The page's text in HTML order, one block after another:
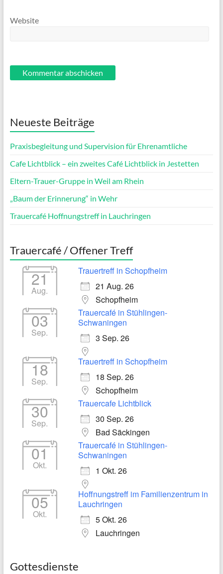
Website
Neueste Beiträge
Praxisbegleitung und Supervision für Ehrenamtliche
Cafe Lichtblick – ein zweites Café Lichtblick in Jestetten
Eltern-Trauer-Gruppe in Weil am Rhein
„Baum der Erinnerung“ in Wehr
Trauercafé Hoffnungstreff in Lauchringen
Trauercafé / Offener Treff
21
Aug.
Trauertreff in Schopfheim
21 Aug. 26
Schopfheim
03
Sep.
Trauercafé in Stühlingen-
Schwaningen
3 Sep. 26
18
Sep.
Trauertreff in Schopfheim
18 Sep. 26
Schopfheim
30
Sep.
Trauercafe Lichtblick
30 Sep. 26
Bad Säckingen
01
Okt.
Trauercafé in Stühlingen-
Schwaningen
1 Okt. 26
05
Okt.
Hoffnungstreff im Familienzentrum in
Lauchringen
5 Okt. 26
Lauchringen
Gottesdienste